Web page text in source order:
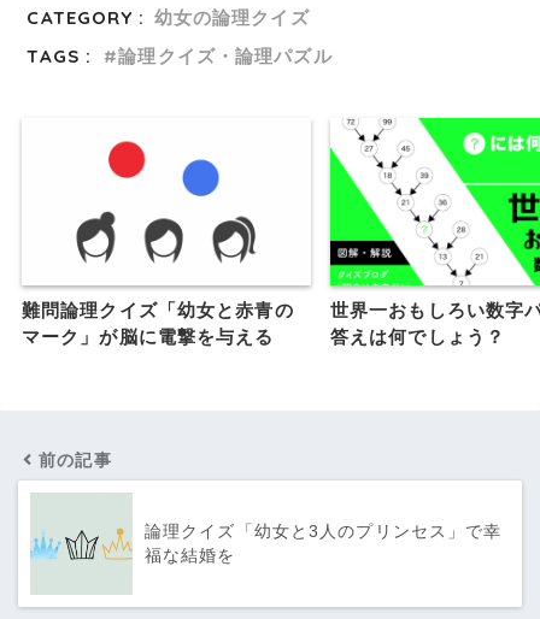
CATEGORY : 幼女の論理クイズ
TAGS :
論理クイズ・論理パズル
難問論理クイズ「幼女と赤青の
マーク」が脳に電撃を与える
世界一おもしろい数字
答えは何でしょう？
前の記事
論理クイズ「幼女と3人のプリンセス」で幸
福な結婚を